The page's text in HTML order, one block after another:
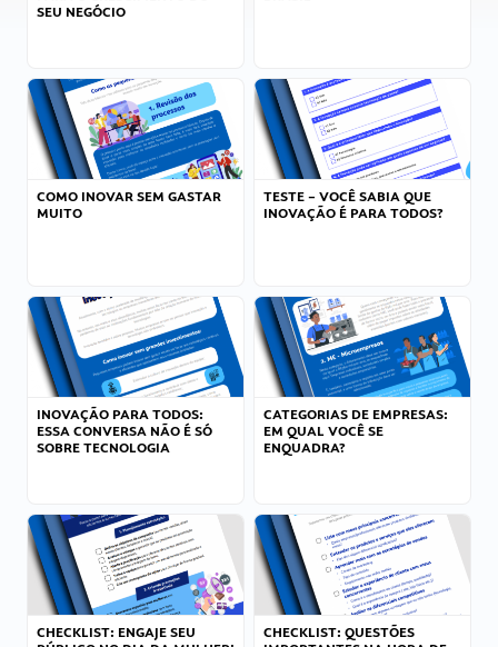
SEU NEGÓCIO
COMO INOVAR SEM GASTAR
MUITO
TESTE – VOCÊ SABIA QUE
INOVAÇÃO É PARA TODOS?
INOVAÇÃO PARA TODOS:
ESSA CONVERSA NÃO É SÓ
SOBRE TECNOLOGIA
CATEGORIAS DE EMPRESAS:
EM QUAL VOCÊ SE
ENQUADRA?
CHECKLIST: ENGAJE SEU
CHECKLIST: QUESTÕES